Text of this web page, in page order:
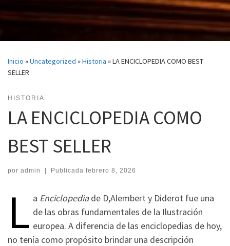
Inicio »Uncategorized »Historia »LA ENCICLOPEDIA COMO BEST
SELLER
HISTORIA
LA ENCICLOPEDIA COMO
BEST SELLER
por admin | Publicada febrero 8, 2026
L a Enciclopediade D,Alembert y Diderot fue una
de las obras fundamentales de la Ilustración
europea. A diferencia de las enciclopedias de hoy,
no tenía como propósito brindar una descripción